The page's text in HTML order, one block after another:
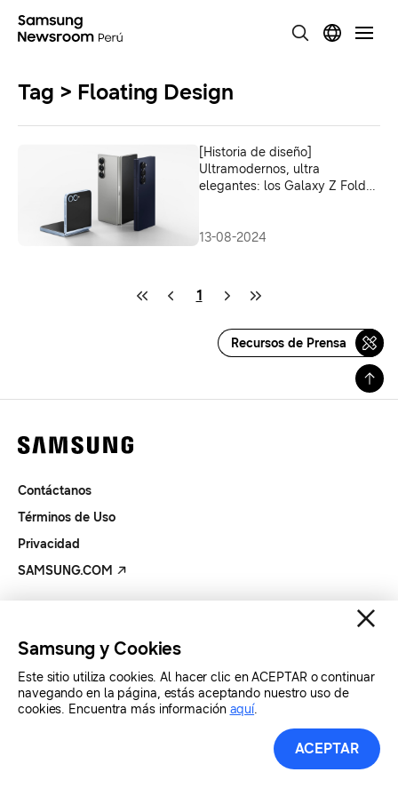
Tag > Floating Design
[Historia de diseño]
Ultramodernos, ultra
elegantes: los Galaxy Z Fold6
13-08-2024
1
Recursos de Prensa
Contáctanos
Términos de Uso
Privacidad
SAMSUNG.COM
Samsung y Cookies
Este sitio utiliza cookies. Al hacer clic en ACEPTAR o continuar
navegando en la página, estás aceptando nuestro uso de
cookies. Encuentra más información aquí.
ACEPTAR